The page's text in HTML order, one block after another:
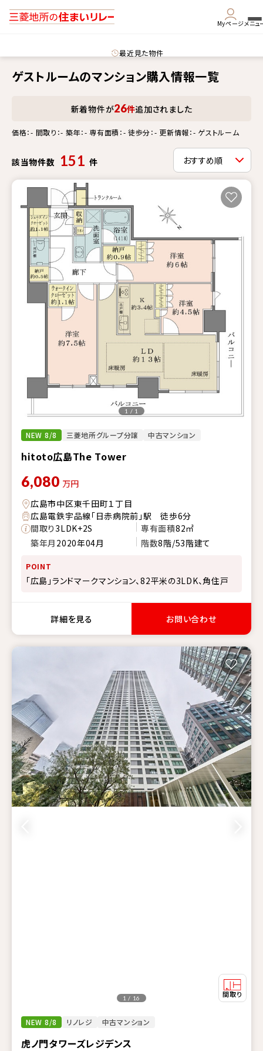
Myページメニュ
最近見た物件
ゲストルームのマンション購入情報一覧
新着物件が26件追加されました
価格：- 間取り：- 築年：- 専有面積：- 徒歩分：- 更新情報：- ゲストルーム
該当物件数 151 件
NEW 8/8 三菱地所グループ分譲 中古マンション
hitoto広島The Tower
1 / 1
6,080 万円
広島市中区東千田町１丁目
広島電鉄宇品線「日赤病院前」駅 徒歩6分
間取り3LDK+2S 専有面積82㎡
築年月 2020年04月 階数8階/53階建て
POINT
「広島」ランドマークマンション、82平米の3LDK、角住戸
詳細を見る お問い合わせ
NEW 8/8 リノレジ 中古マンション
虎ノ門タワーズレジデンス
1 / 16